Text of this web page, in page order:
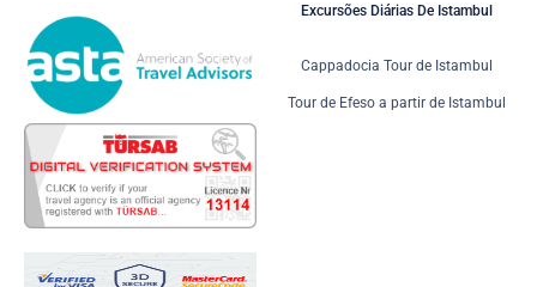
Excursões Diárias De Istambul
Cappadocia Tour de Istambul
Tour de Efeso a partir de Istambul